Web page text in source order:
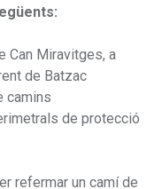
Can Miravitges, a
de Batzac
camins
de protecció
refermar un camí de